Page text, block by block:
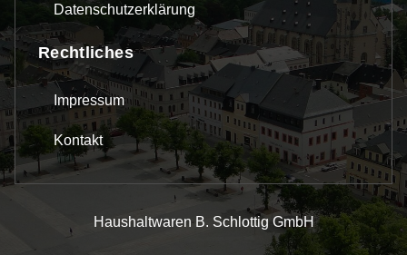
Datenschutzerklärung
Rechtliches
Impressum
Kontakt
Haushaltwaren B. Schlottig GmbH